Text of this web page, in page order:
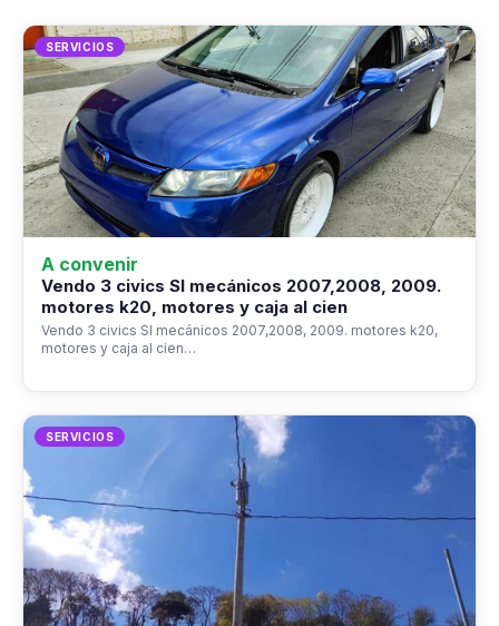
SERVICIOS
A convenir
Vendo 3 civics SI mecánicos 2007,2008, 2009.
motores k20, motores y caja al cien
Vendo 3 civics SI mecánicos 2007,2008, 2009. motores k20,
motores y caja al cien…
SERVICIOS